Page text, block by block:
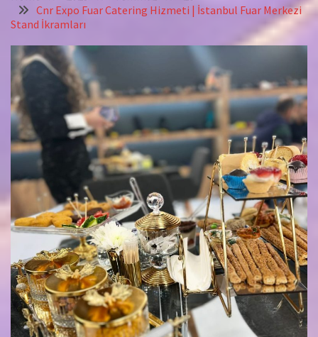
Cnr Expo Fuar Catering Hizmeti | İstanbul Fuar Merkezi
Stand İkramları